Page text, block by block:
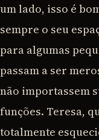
um lado, isso é
sempre o seu
para algumas
passam a ser
não importassem
funções. Teresa,
totalmente